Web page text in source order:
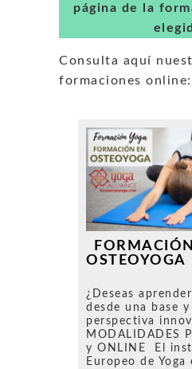
página de la
Consulta aquí
formaciones online:
OSTEOYOGA
¿Deseas
desde una base y
perspectiva
MODALIDADES
y ONLINE El
Europeo de Yoga